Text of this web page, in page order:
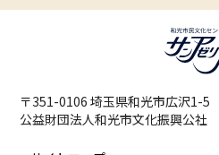
〒351-0106 埼玉県和光市広沢1-5
公益財団法人和光市文化振興公社